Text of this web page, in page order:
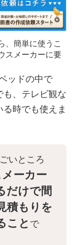
、簡単に使うこ
スメーカーに要
ッドの中で
も、テレビ観な
時でも使えま
いところ
ーカー
だけで間
積もりを
こと で